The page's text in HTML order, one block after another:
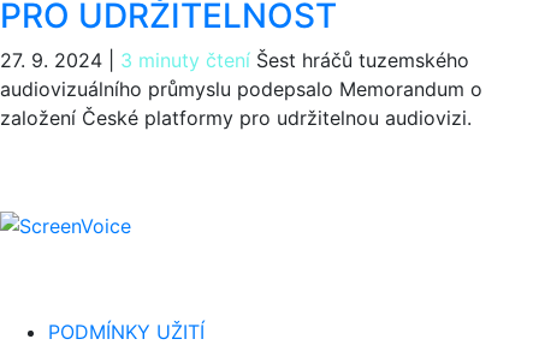
PRO UDRŽITELNOST
27. 9. 2024 3 minuty čtení Šest hráčů tuzemského
audiovizuálního průmyslu podepsalo Memorandum o
založení České platformy pro udržitelnou audiovizi.
PODMÍNKY UŽITÍ